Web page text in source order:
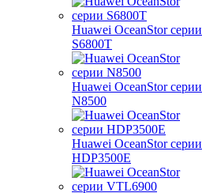
Huawei OceanStor серии
S6800T
Huawei OceanStor серии
N8500
Huawei OceanStor серии
HDP3500E